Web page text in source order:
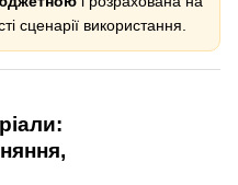
сценарії використання.